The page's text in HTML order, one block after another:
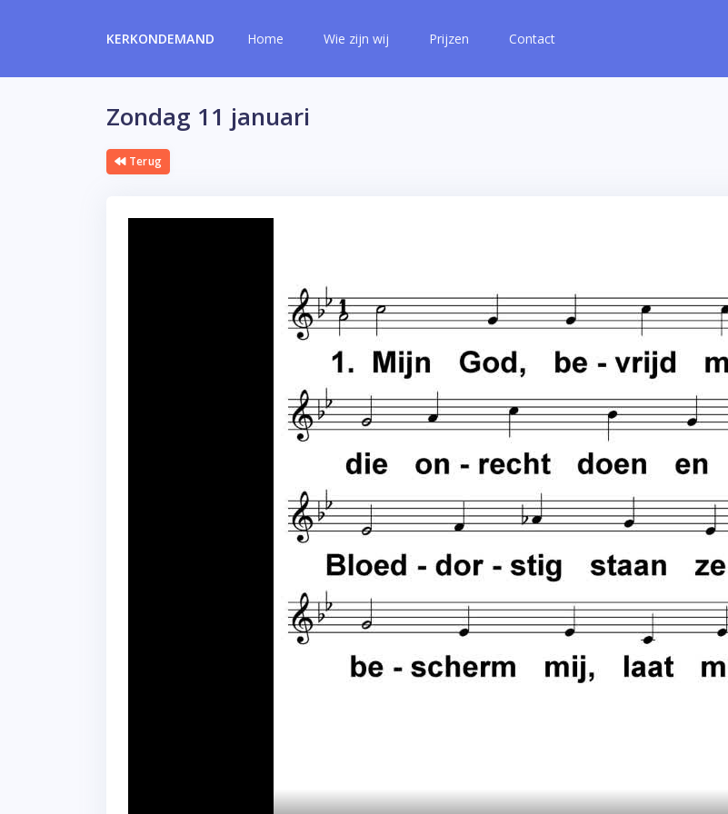
KERKONDEMAND Home Wie zijn wij Prijzen Contact
Zondag 11 januari
Terug